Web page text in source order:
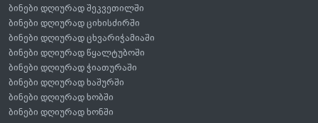
ბინები დღიურად შეკვეთილში
ბინები დღიურად ციხისძირში
ბინები დღიურად ცხვარიჭამიაში
ბინები დღიურად წყალტუბოში
ბინები დღიურად ჭიათურაში
ბინები დღიურად ხაშურში
ბინები დღიურად ხობში
ბინები დღიურად ხონში